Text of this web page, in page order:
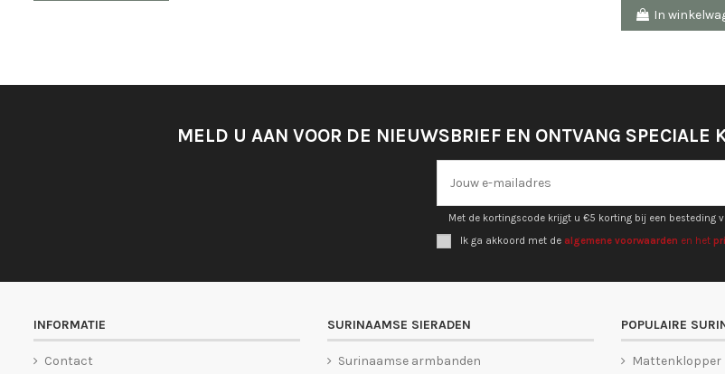
In
MELD U AAN VOOR DE NIEUWSBRIEF EN ONTVANG SPECIALE
Met de kortingscode krijgt u €5 korting bij een besteding
Ik ga akkoord met de algemene voorwaarden en het
INFORMATIE
Contact
SURINAAMSE SIERADEN
Surinaamse armbanden
POPULAIRE
Mattenklopper